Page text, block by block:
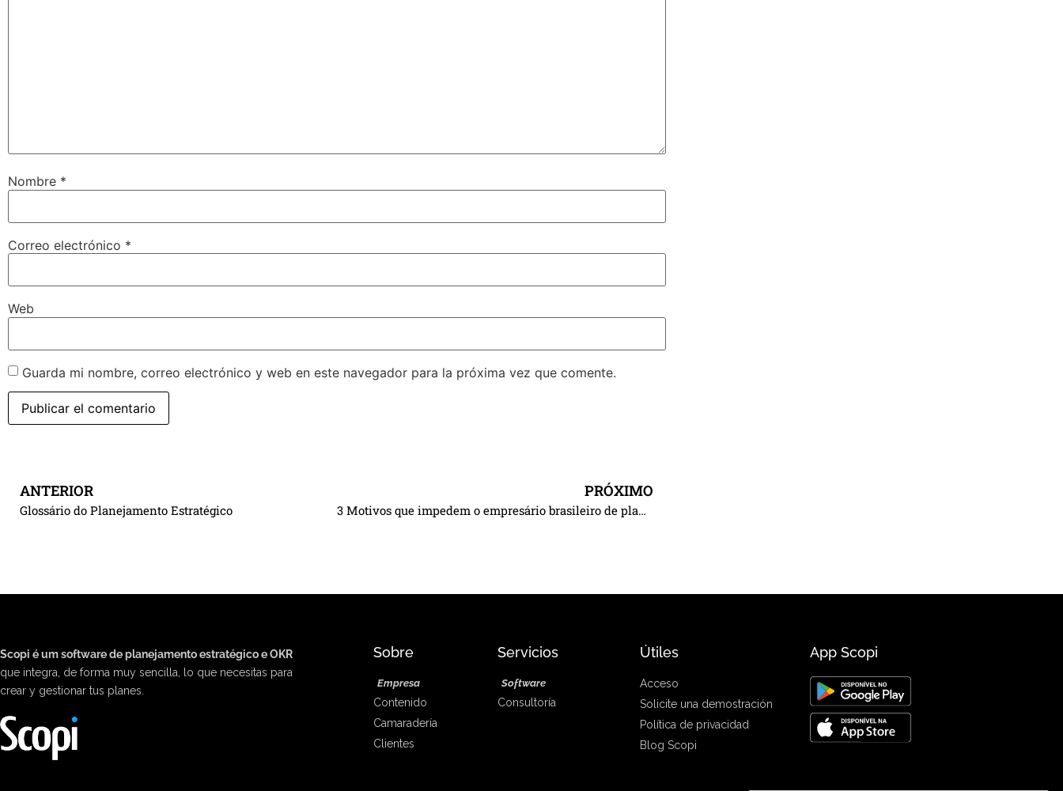
Nombre *
Correo electrónico *
Web
Guarda mi nombre, correo electrónico y web en este navegador para la próxima vez que comente.
ANTERIOR
Glossário do Planejamento Estratégico
PRÓXIMO
3 Motivos que impedem o empresário brasileiro de planejar
Scopi é um software de planejamento estratégico e OKR
que integra, de forma muy sencilla, lo que necesitas para
crear y gestionar tus planes.
Sobre
Empresa
Contenido
Camaradería
Clientes
Servicios
Software
Consultoría
Útiles
Acceso
Solicite una demostración
Política de privacidad
Blog Scopi
App Scopi